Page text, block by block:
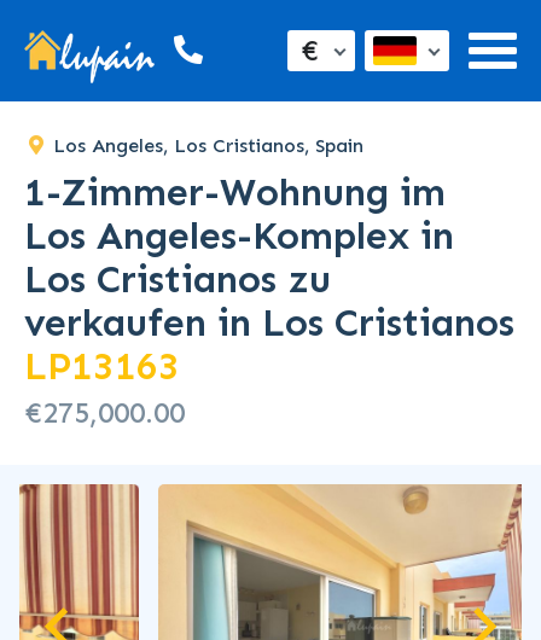
€
Los Angeles, Los Cristianos, Spain
1-Zimmer-Wohnung im
Los Angeles-Komplex in
Los Cristianos zu
verkaufen in Los Cristianos
LP13163
€275,000.00